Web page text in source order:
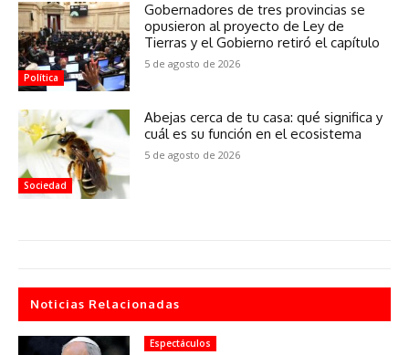
Política
Gobernadores de tres provincias se
opusieron al proyecto de Ley de
Tierras y el Gobierno retiró el capítulo
5 de agosto de 2026
Sociedad
Abejas cerca de tu casa: qué significa y
cuál es su función en el ecosistema
5 de agosto de 2026
Noticias Relacionadas
Espectáculos